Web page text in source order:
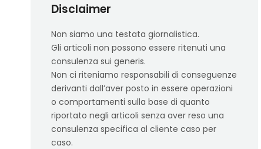
Disclaimer
Non siamo una testata giornalistica.
Gli articoli non possono essere ritenuti una
consulenza sui generis.
Non ci riteniamo responsabili di conseguenze
derivanti dall’aver posto in essere operazioni
o comportamenti sulla base di quanto
riportato negli articoli senza aver reso una
consulenza specifica al cliente caso per
caso.